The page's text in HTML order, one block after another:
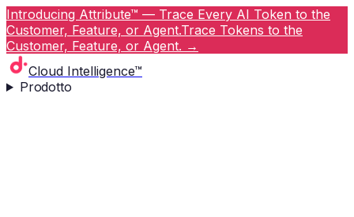
Introducing Attribute™ — Trace Every AI Token to the
Customer, Feature, or Agent.Trace Tokens to the
Customer, Feature, or Agent. →
Cloud Intelligence™
Prodotto